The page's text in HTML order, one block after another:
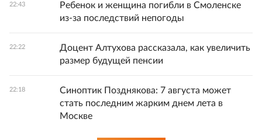
22:43
Ребенок и женщина погибли в Смоленске
из-за последствий непогоды
22:22
Доцент Алтухова рассказала, как увеличить
размер будущей пенсии
22:18
Синоптик Позднякова: 7 августа может
стать последним жарким днем лета в
Москве